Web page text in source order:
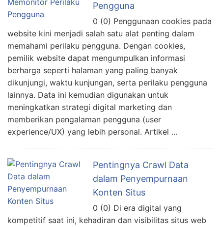
Pengguna
0 (0) Penggunaan cookies pada
website kini menjadi salah satu alat penting dalam
memahami perilaku pengguna. Dengan cookies,
pemilik website dapat mengumpulkan informasi
berharga seperti halaman yang paling banyak
dikunjungi, waktu kunjungan, serta perilaku pengguna
lainnya. Data ini kemudian digunakan untuk
meningkatkan strategi digital marketing dan
memberikan pengalaman pengguna (user
experience/UX) yang lebih personal. Artikel …
Pentingnya Crawl Data
dalam Penyempurnaan
Konten Situs
0 (0) Di era digital yang
kompetitif saat ini, kehadiran dan visibilitas situs web